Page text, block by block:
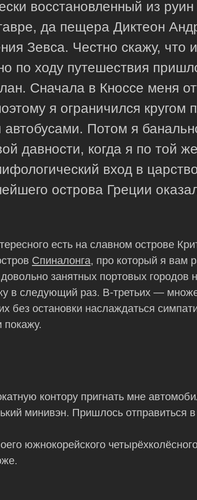
восстановленный из
да пещера Диктеон
Зевса. Честно скажу, что
по ходу путешествия
Сначала в Кноссе меня
я ограничился кругом
автобусами. Потом я
давности, когда я по той
вход в
острова Греции
есть на славном острове
Спиналонга, про который я вам
занятных портовых городов
в следующий раз. В-третьих —
без остановки наслаждаться
контору пригнать мне
минивэн. Пришлось отправиться
южнокорейского